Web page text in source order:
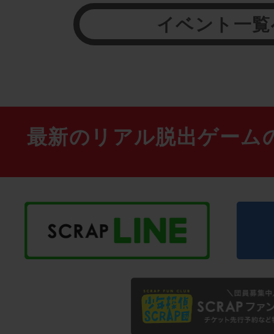
イベント一
最新のリアル脱出ゲーム